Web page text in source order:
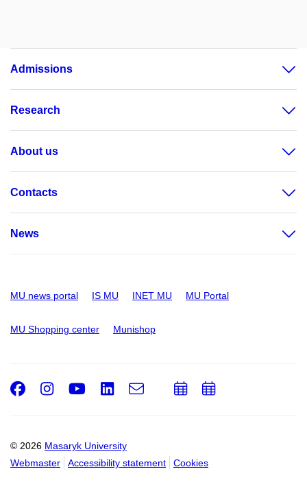
Admissions
Research
About us
Contacts
News
MU news portal IS MU INET MU MU Portal
MU Shopping center Munishop
© 2026 Masaryk University
Webmaster
Accessibility statement Cookies
Facebook
Instagram
Youtube
LinkedIn
e-
AddAdd